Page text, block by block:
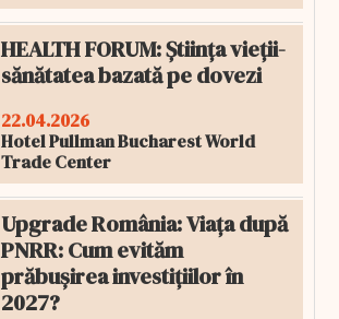
HEALTH FORUM: Știința vieții-
sănătatea bazată pe dovezi
22.04.2026
Hotel Pullman Bucharest World
Trade Center
Upgrade România: Viața după
PNRR: Cum evităm
prăbușirea investițiilor în
2027?